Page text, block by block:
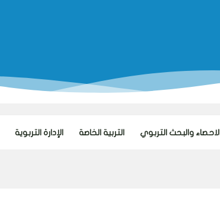
الإدارة التربوية التربية الخاصة الاحصاء والبحث التربوي